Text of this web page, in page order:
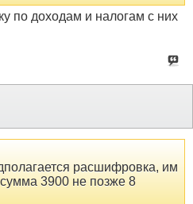
по доходам и налогам с них
расшифровка, им
3900 не позже 8